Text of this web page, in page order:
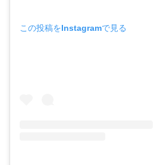
この投稿をInstagramで見る